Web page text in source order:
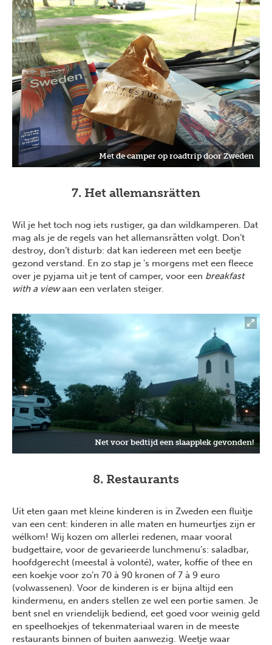
Met de camper op roadtrip door Zweden
7. Het allemansrätten
Wil je het toch nog iets rustiger, ga dan wildkamperen. Dat
mag als je de regels van het allemansrätten volgt. Don’t
destroy, don’t disturb: dat kan iedereen met een beetje
gezond verstand. En zo stap je 's morgens met een fleece
over je pyjama uit je tent of camper, voor een breakfast
with a viewaan een verlaten steiger.
Net voor bedtijd een slaapplek gevonden!
8. Restaurants
Uit eten gaan met kleine kinderen is in Zweden een fluitje
van een cent: kinderen in alle maten en humeurtjes zijn er
wélkom! Wij kozen om allerlei redenen, maar vooral
budgettaire, voor de gevarieerde lunchmenu’s: saladbar,
hoofdgerecht (meestal à volonté), water, koffie of thee en
een koekje voor zo’n 70 à 90 kronen of 7 à 9 euro
(volwassenen). Voor de kinderen is er bijna altijd een
kindermenu, en anders stellen ze wel een portie samen. Je
bent snel en vriendelijk bediend, eet goed voor weinig geld
en speelhoekjes of tekenmateriaal waren in de meeste
restaurants binnen of buiten aanwezig. Weetje waar